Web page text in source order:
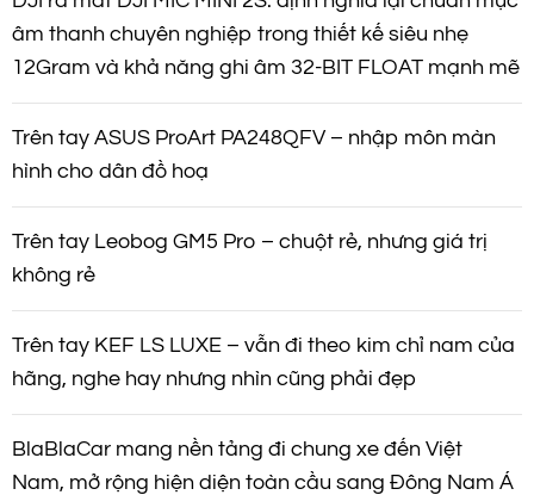
âm thanh chuyên nghiệp trong thiết kế siêu nhẹ
12Gram và khả năng ghi âm 32-BIT FLOAT mạnh mẽ
Trên tay ASUS ProArt PA248QFV – nhập môn màn
hình cho dân đồ hoạ
Trên tay Leobog GM5 Pro – chuột rẻ, nhưng giá trị
không rẻ
Trên tay KEF LS LUXE – vẫn đi theo kim chỉ nam của
hãng, nghe hay nhưng nhìn cũng phải đẹp
BlaBlaCar mang nền tảng đi chung xe đến Việt
Nam, mở rộng hiện diện toàn cầu sang Đông Nam Á